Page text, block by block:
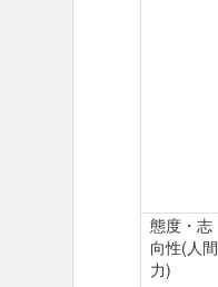
態度・志
向性(人間
力)